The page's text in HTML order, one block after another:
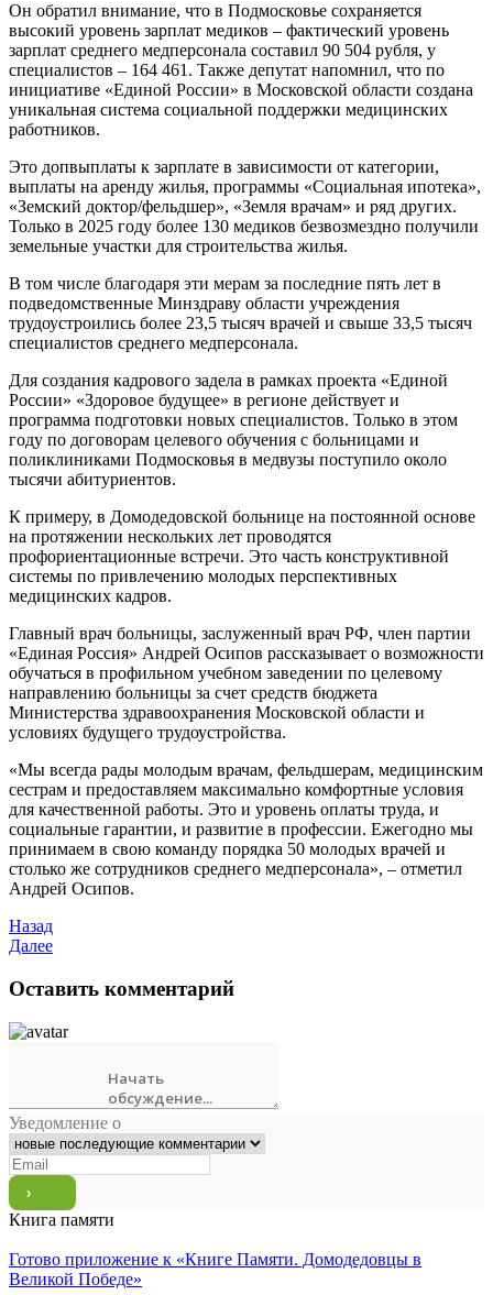
Он обратил внимание, что в Подмосковье сохраняется
высокий уровень зарплат медиков – фактический уровень
зарплат среднего медперсонала составил 90 504 рубля, у
специалистов – 164 461. Также депутат напомнил, что по
инициативе «Единой России» в Московской области создана
уникальная система социальной поддержки медицинских
работников.
Это допвыплаты к зарплате в зависимости от категории,
выплаты на аренду жилья, программы «Социальная ипотека»,
«Земский доктор/фельдшер», «Земля врачам» и ряд других.
Только в 2025 году более 130 медиков безвозмездно получили
земельные участки для строительства жилья.
В том числе благодаря эти мерам за последние пять лет в
подведомственные Минздраву области учреждения
трудоустроились более 23,5 тысяч врачей и свыше 33,5 тысяч
специалистов среднего медперсонала.
Для создания кадрового задела в рамках проекта «Единой
России» «Здоровое будущее» в регионе действует и
программа подготовки новых специалистов. Только в этом
году по договорам целевого обучения с больницами и
поликлиниками Подмосковья в медвузы поступило около
тысячи абитуриентов.
К примеру, в Домодедовской больнице на постоянной основе
на протяжении нескольких лет проводятся
профориентационные встречи. Это часть конструктивной
системы по привлечению молодых перспективных
медицинских кадров.
Главный врач больницы, заслуженный врач РФ, член партии
«Единая Россия» Андрей Осипов рассказывает о возможности
обучаться в профильном учебном заведении по целевому
направлению больницы за счет средств бюджета
Министерства здравоохранения Московской области и
условиях будущего трудоустройства.
«Мы всегда рады молодым врачам, фельдшерам, медицинским
сестрам и предоставляем максимально комфортные условия
для качественной работы. Это и уровень оплаты труда, и
социальные гарантии, и развитие в профессии. Ежегодно мы
принимаем в свою команду порядка 50 молодых врачей и
столько же сотрудников среднего медперсонала», – отметил
Андрей Осипов.
Назад
Далее
Оставить комментарий
Уведомление о
Книга памяти
Готово приложение к «Книге Памяти. Домодедовцы в
Великой Победе»